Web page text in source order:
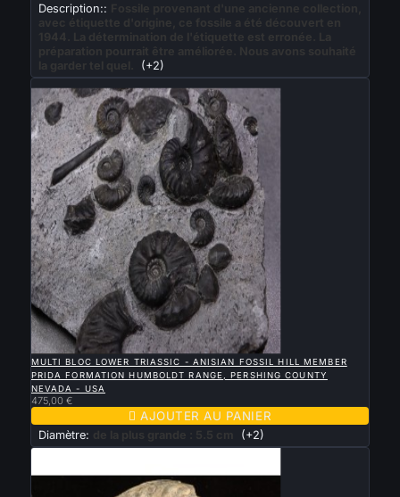
Description::
Fossile provenant d'une ancienne collection,
avec étiquette d'origine, ce fossile a été découvert en
1944. La détermination de l'étiquette est erronée. La
préparation pourrait être améliorée. Nous avons souhaité
la garder tel quel.
(+2)
Nouveau
APERÇU RAPIDE
MULTI BLOC LOWER TRIASSIC - ANISIAN FOSSIL HILL MEMBER
PRIDA FORMATION HUMBOLDT RANGE, PERSHING COUNTY
NEVADA - USA
475,00 €
 AJOUTER AU PANIER
Diamètre: de la plus grande : 5.5 cm (+2)